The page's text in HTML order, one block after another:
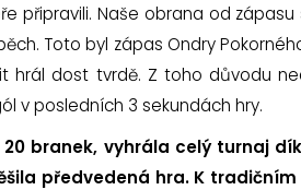
Naše obrana od
Toto byl zápas Ondry
hrál dost tvrdě. Z toho důvodu
v posledních 3 sekundách hry.
branek, vyhrála celý turnaj
předvedená hra. K